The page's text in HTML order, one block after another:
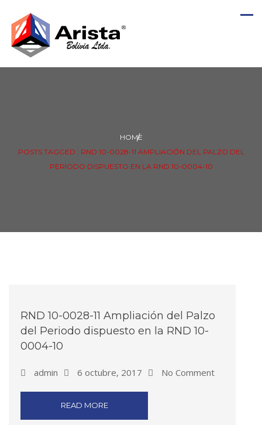
HOME
POSTS TAGGED : RND 10-0028-11 AMPLIACIÓN DEL PALZO DEL
PERIODO DISPUESTO EN LA RND 10-0004-10
RND 10-0028-11 Ampliación del Palzo
del Periodo dispuesto en la RND 10-
0004-10
admin 6 octubre, 2017 No Comment
READ MORE